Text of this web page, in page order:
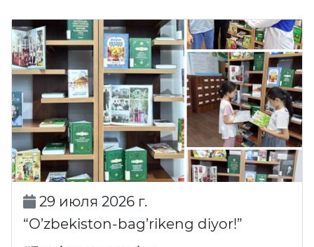
29 июля 2026 г.
“O’zbekiston-bag’rikeng diyor!”